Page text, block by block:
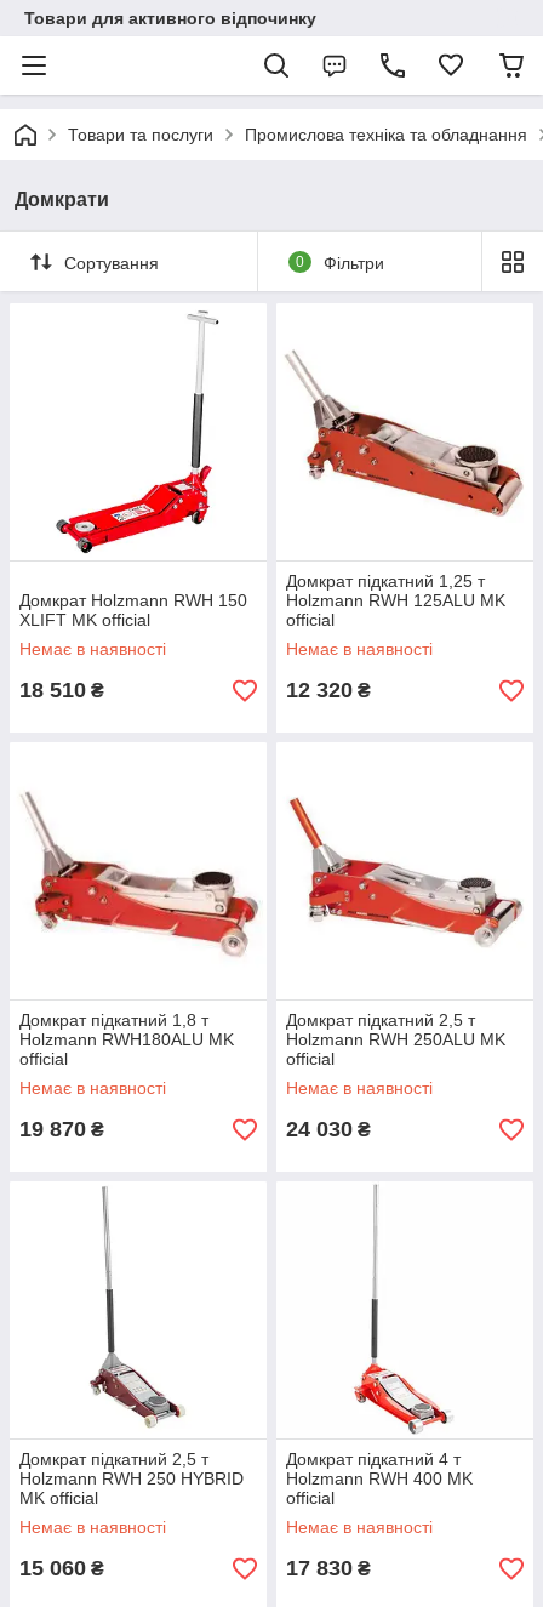
Товари для активного відпочинку
Товари та послуги Промислова техніка та обладнання
Домкрати
Сортування 0 Фільтри
Домкрат Holzmann RWH 150
XLIFT MK official
Немає в наявності
18 510 ₴
Домкрат підкатний 1,25 т
Holzmann RWH 125ALU MK
official
Немає в наявності
12 320 ₴
Домкрат підкатний 1,8 т
Holzmann RWH180ALU MK
official
Немає в наявності
19 870 ₴
Домкрат підкатний 2,5 т
Holzmann RWH 250ALU MK
official
Немає в наявності
24 030 ₴
Домкрат підкатний 2,5 т
Holzmann RWH 250 HYBRID
MK official
Немає в наявності
15 060 ₴
Домкрат підкатний 4 т
Holzmann RWH 400 MK
official
Немає в наявності
17 830 ₴